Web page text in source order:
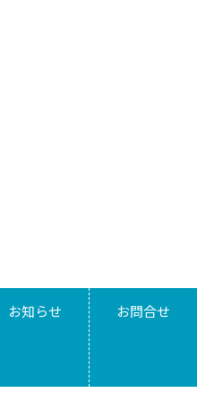
お知らせ お問合せ